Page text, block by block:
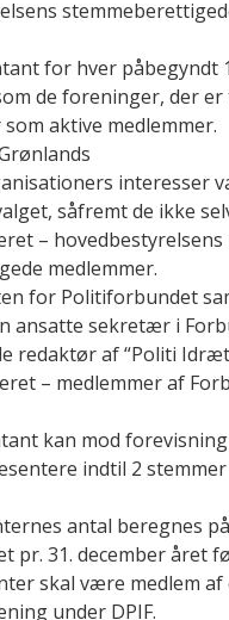
for hver påbegyndt
de foreninger, der
aktive medlemmer.
interesser
såfremt de ikke
– hovedbestyrelsens
medlemmer.
for Politiforbundet
ansatte sekretær i
redaktør af “Politi
– medlemmer af
kan mod
indtil 2
antal beregnes
pr. 31. december året
skal være medlem af
under DPIF.